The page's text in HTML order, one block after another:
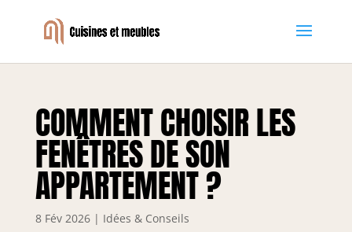
COMMENT CHOISIR LES
FENÊTRES DE SON
APPARTEMENT ?
8 Fév 2026| Idées & Conseils